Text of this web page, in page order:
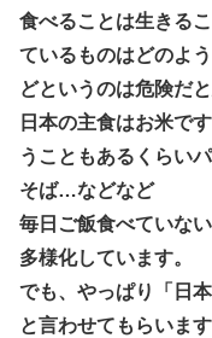
食べることは生きる
ているものはどのよ
どというのは危険だと
日本の主食はお米で
うこともあるくらい
そば…などなど
毎日ご飯食べていな
多様化しています。
でも、やっぱり
「日
と言わせてもらいま